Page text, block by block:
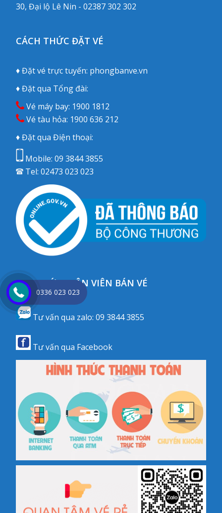
30, Đại lộ Lê Nin - 02387 302 302
CÁCH THỨC ĐẶT VÉ
♦ Đặt vé trực tuyến: phongbanve.vn
♦ Đặt qua Tổng đài:
Vé máy bay: 1900 1812
Vé tàu hỏa: 1900 636 212
♦ Đặt qua Điện thoại:
Mobile:09 3844 3855
Tel:02473 023 023
CHAT VỚI NHÂN VIÊN BÁN VÉ
Tư vấn qua zalo:09 3844 3855
Tư vấn qua Facebook
0336 023 023